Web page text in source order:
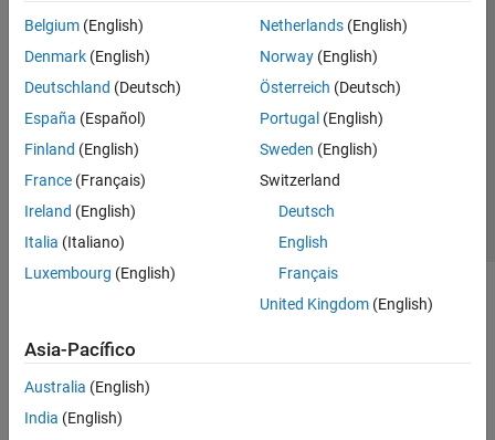
Autonomía todoterreno para maquinaria
pesada
Hardware compatible con Robotics
System Toolbox
ROS Toolbox
Sensor Fusion and Tracking Toolbox
Simulink 3D Animation
UAV Toolbox
Belgium (English)
Denmark (English)
Deutschland (Deutsch)
España (Español)
Finland (English)
France (Français)
Ireland (English)
Italia (Italiano)
Luxembourg (English)
Netherlands(English)
Norway(English)
Österreich (Deutsch)
Portugal (English)
Sweden (English)
Switzerland
Deutsch
English
Français
United Kingdom(English)
Asia-Pacífico
Australia (English)
India (English)
Centro de confianza
Marcas comerciales
Política de privacidad
Antipiratería
Estado de las aplicaciones
Información de contacto
© 1994-2026 The MathWorks, Inc.